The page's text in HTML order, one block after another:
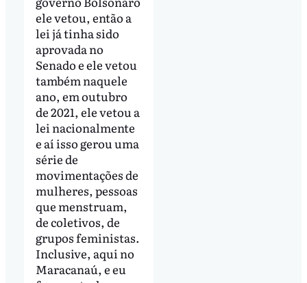
ele vetou, então a
lei já tinha sido
aprovada no
Senado e ele vetou
também naquele
ano, em outubro
de 2021, ele vetou a
lei nacionalmente
e aí isso gerou uma
série de
movimentações de
mulheres, pessoas
que menstruam,
de coletivos, de
grupos feministas.
Inclusive, aqui no
Maracanaú, e eu